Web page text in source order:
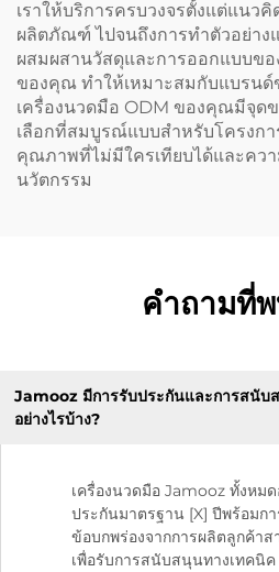
เราให้บริการครบวงจรตั้งแต่แนว
ผลิตภัณฑ์ ไปจนถึงการทำตัวอย่าง
ผสมผสานวัสดุและการออกแบบข
ของคุณ ทำให้เหมาะสมกับแบรนด์
เครื่องนวดมือ ODM ของคุณมีจุดข
เลือกที่สมบูรณ์แบบสำหรับโครงก
คุณภาพที่ไม่มีใครเทียบได้และควา
นวัตกรรม
คำถามที่
Jamooz มีการรับประกันและการสนับ
อย่างไรบ้าง?
เครื่องนวดมือ Jamooz ทั้งหม
ประกันมาตรฐาน [X] ปีพร้อมก
ข้อบกพร่องจากการผลิตลูกค้าส
เพื่อรับการสนับสนุนทางเทคนิ